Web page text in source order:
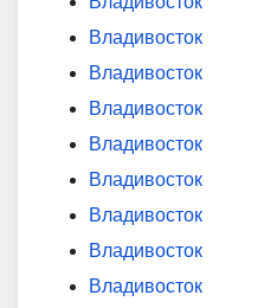
Владивосток
Владивосток
Владивосток
Владивосток
Владивосток
Владивосток
Владивосток
Владивосток